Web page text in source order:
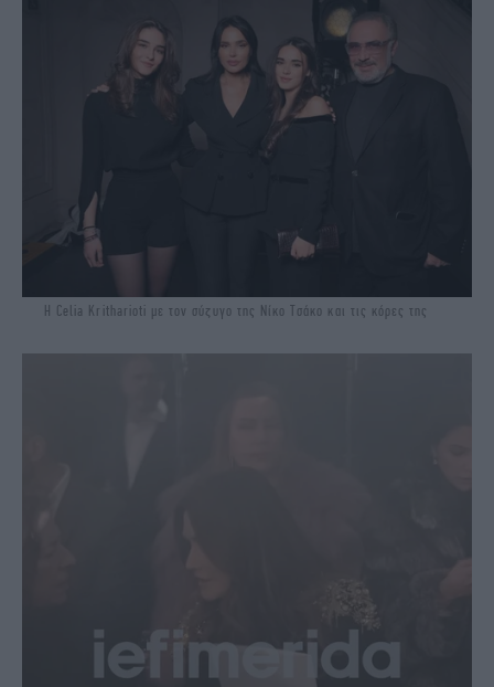
Η Celia Kritharioti με τον σύζυγο της Νίκο Τσάκο και τις κόρες της